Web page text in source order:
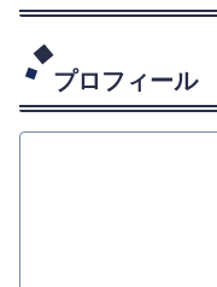
プロフィール